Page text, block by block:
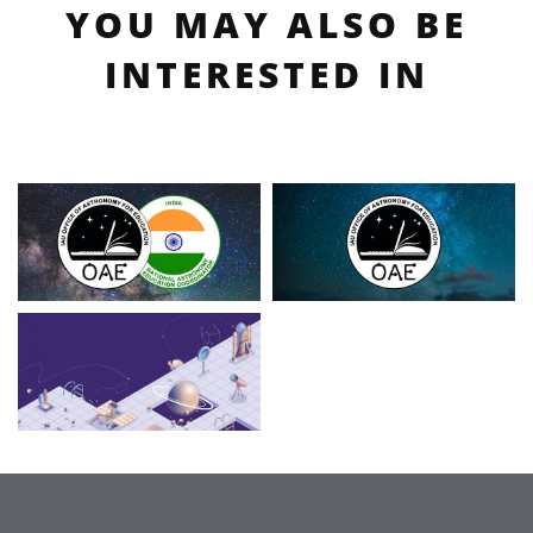
YOU MAY ALSO BE
INTERESTED IN